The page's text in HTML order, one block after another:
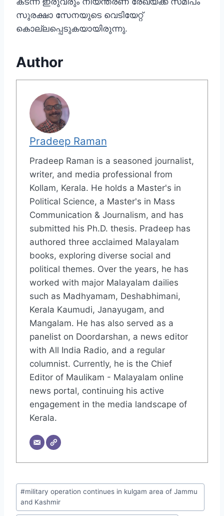
സുരക്ഷാ സേനയുടെ വെടിയേറ്റ്
കൊല്ലപ്പെടുകയായിരുന്നു.
Author
Pradeep Raman
Pradeep Raman is a seasoned journalist,
writer, and media professional from
Kollam, Kerala. He holds a Master's in
Political Science, a Master's in Mass
Communication & Journalism, and has
submitted his Ph.D. thesis. Pradeep has
authored three acclaimed Malayalam
books, exploring diverse social and
political themes. Over the years, he has
worked with major Malayalam dailies
such as Madhyamam, Deshabhimani,
Kerala Kaumudi, Janayugam, and
Mangalam. He has also served as a
panelist on Doordarshan, a news editor
with All India Radio, and a regular
columnist. Currently, he is the Chief
Editor of Maulikam - Malayalam online
news portal, continuing his active
engagement in the media landscape of
Kerala.
#military operation continues in kulgam area of Jammu
and Kashmir